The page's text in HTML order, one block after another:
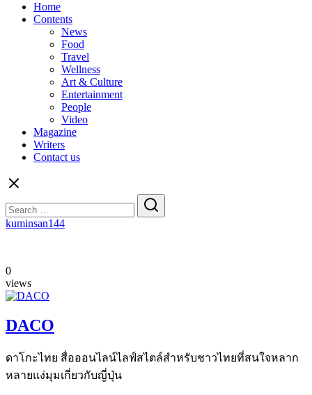
Home
Contents
News
Food
Travel
Wellness
Art & Culture
Entertainment
People
Video
Magazine
Writers
Contact us
for:
kuminsan144
0
views
DACO
ดาโกะไทย สื่อออนไลน์ไลฟ์สไตล์สำหรับชาวไทยที่สนใจหลาก
หลายแง่มุมเกี่ยวกับญี่ปุ่น